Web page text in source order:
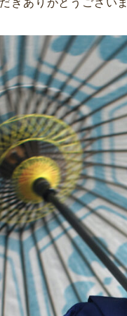
きありがとうござい